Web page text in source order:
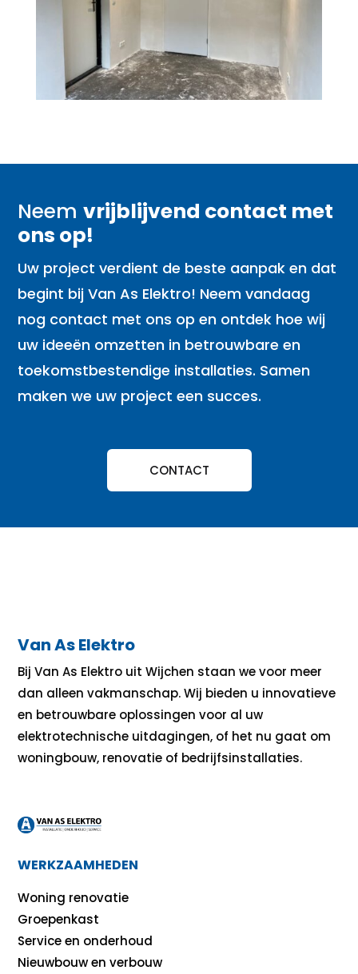
Neemvrijblijvend contact met
ons op!
Uw project verdient de beste aanpak en dat
begint bij Van As Elektro! Neem vandaag
nog contact met ons op en ontdek hoe wij
uw ideeën omzetten in betrouwbare en
toekomstbestendige installaties. Samen
maken we uw project een succes.
CONTACT
Van As Elektro
Bij Van As Elektro uit Wijchen staan we voor meer
dan alleen vakmanschap. Wij bieden u innovatieve
en betrouwbare oplossingen voor al uw
elektrotechnische uitdagingen, of het nu gaat om
woningbouw, renovatie of bedrijfsinstallaties.
WERKZAAMHEDEN
Woning renovatie
Groepenkast
Service en onderhoud
Nieuwbouw en verbouw